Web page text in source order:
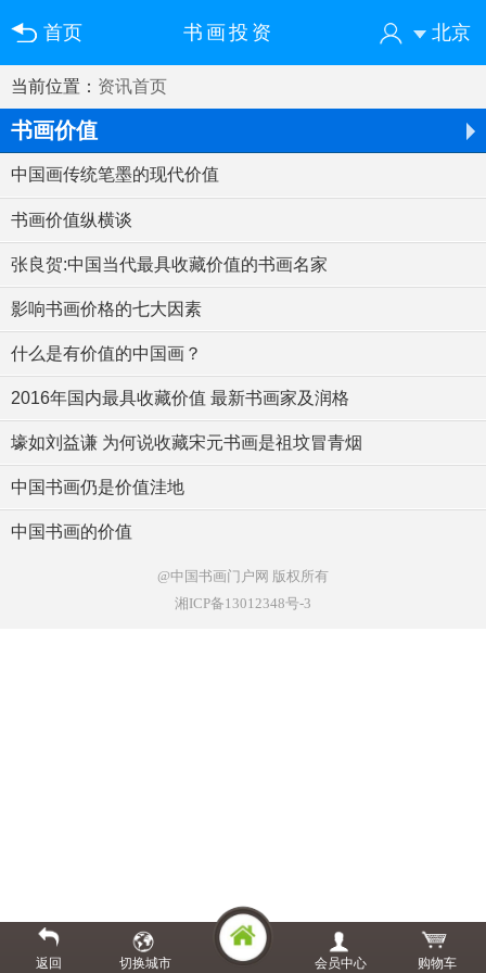
首页 北京
书画投资
您好！欢迎来到中国书画门户网
登录
注册 微信快速登录
当前位置： 资讯首页
书画价值
中国画传统笔墨的现代价值
书画价值纵横谈
张良贺:中国当代最具收藏价值的书画名家
影响书画价格的七大因素
什么是有价值的中国画？
2016年国内最具收藏价值 最新书画家及润格
壕如刘益谦 为何说收藏宋元书画是祖坟冒青烟
中国书画仍是价值洼地
中国书画的价值
@中国书画门户网 版权所有
湘ICP备13012348号-3
返回 切换城市 会员中心 购物车